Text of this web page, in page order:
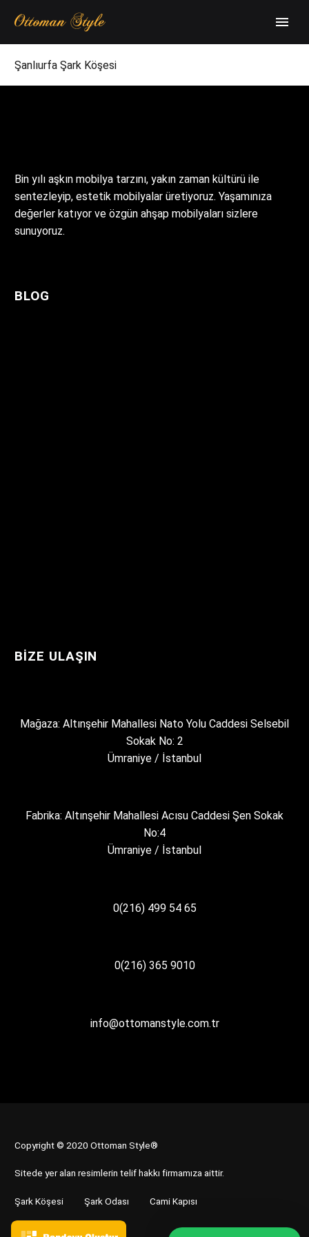
Şanlıurfa Şark Köşesi
Bin yılı aşkın mobilya tarzını, yakın zaman kültürü ile
sentezleyip, estetik mobilyalar üretiyoruz. Yaşamınıza
değerler katıyor ve özgün ahşap mobilyaları sizlere
sunuyoruz.
BLOG
BIZE ULAŞIN
Mağaza: Altınşehir Mahallesi Nato Yolu Caddesi Selsebil
Sokak No: 2
Ümraniye / İstanbul
Fabrika: Altınşehir Mahallesi Acısu Caddesi Şen Sokak
No:4
Ümraniye / İstanbul
0(216) 499 54 65
0(216) 365 9010
info@ottomanstyle.com.tr
Copyright © 2020 Ottoman Style®
Sitede yer alan resimlerin telif hakkı firmamıza aittir.
Şark Köşesi Şark Odası Cami Kapısı